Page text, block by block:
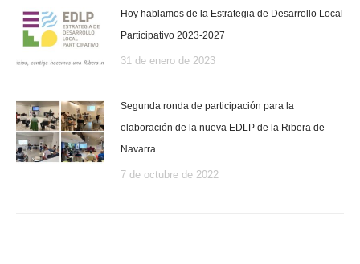
Hoy hablamos de la Estrategia de Desarrollo Local
Participativo 2023-2027
31 de enero de 2023
Segunda ronda de participación para la
elaboración de la nueva EDLP de la Ribera de
Navarra
7 de octubre de 2022